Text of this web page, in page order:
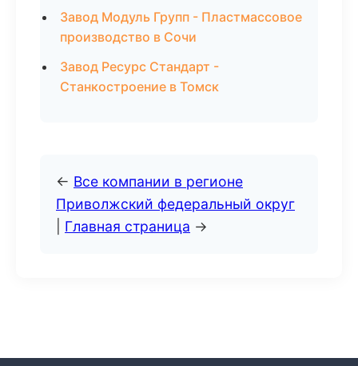
Завод Модуль Групп - Пластмассовое
производство в Сочи
Завод Ресурс Стандарт -
Станкостроение в Томск
← Все компании в регионе
Приволжский федеральный округ
Главная страница →